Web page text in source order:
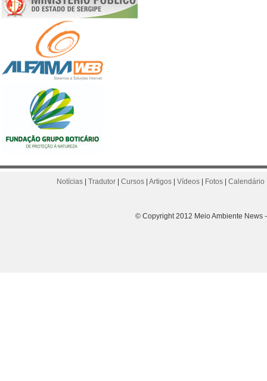
Notícias Tradutor Cursos Artigos Vídeos Fotos Calendário
© Copyright 2012 Meio Ambiente News